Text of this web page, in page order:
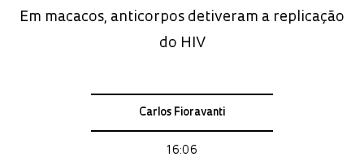
Em macacos, anticorpos detiveram a replicação
do HIV
Carlos Fioravanti
16:06